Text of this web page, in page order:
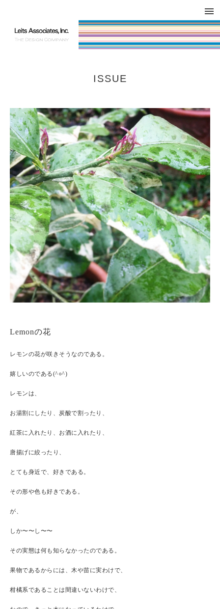
ISSUE
Lemonの花
レモンの花が咲きそうなのである。
嬉しいのである(^○^)
レモンは、
お湯割にしたり、炭酸で割ったり、
紅茶に入れたり、お酒に入れたり、
唐揚げに絞ったり、
とても身近で、好きである。
その形や色も好きである。
が、
しか〜〜し〜〜
その実態は何も知らなかったのである。
果物であるからには、木や苗に実わけで、
柑橘系であることは間違いないわけで、